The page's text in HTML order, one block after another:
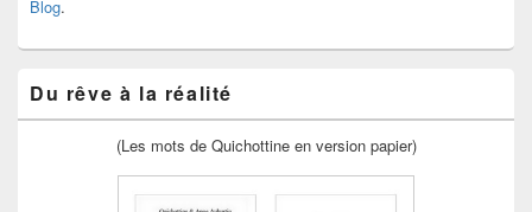
Blog.
Du rêve à la réalité
(Les mots de Quichottine en version papier)